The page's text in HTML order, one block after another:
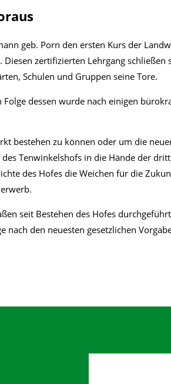
geb. Porn den ersten Kurs der
zertifizierten Lehrgang
Schulen und Gruppen seine Tore.
dessen wurde nach einigen
bestehen zu können oder um die
Tenwinkelshofs in die Hände der
des Hofes die Weichen für die
seit Bestehen des Hofes
den neuesten gesetzlichen